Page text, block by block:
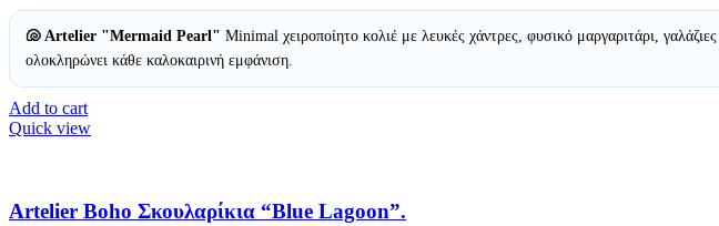
🐚 Artelier "Mermaid Pearl" Minimal χειροποίητο κολιέ με λευκές χάντρες, φυσικό μαργαριτάρι,
ολοκληρώνει κάθε καλοκαιρινή εμφάνιση.
Add to cart
Quick view
Artelier Boho Σκουλαρίκια “Blue Lagoon”.